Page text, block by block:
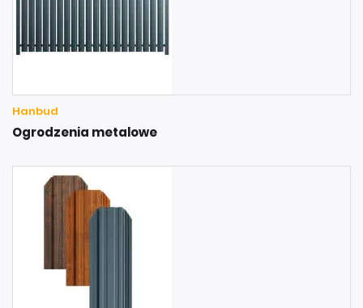
Hanbud
Ogrodzenia metalowe